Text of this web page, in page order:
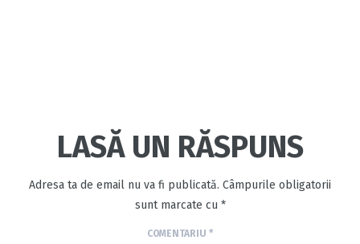
LASĂ UN RĂSPUNS
Adresa ta de email nu va fi publicată. Câmpurile obligatorii
sunt marcate cu *
COMENTARIU *